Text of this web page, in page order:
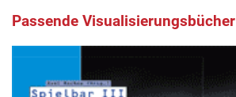
Passende Visualisierungsbücher